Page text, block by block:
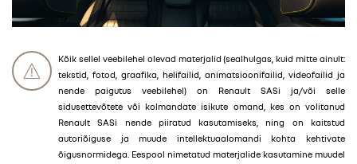
Kõik sellel veebilehel olevad materjalid (sealhulgas, kuid mitte ainult:
tekstid, fotod, graafika, helifailid, animatsioonifailid, videofailid ja
nende paigutus veebilehel) on Renault SASi ja/või selle
sidusettevõtete või kolmandate isikute omand, kes on volitanud
Renault SASi nende piiratud kasutamiseks, ning on kaitstud
autoriõiguse ja muude intellektuaalomandi kohta kehtivate
õigusnormidega. Eespool nimetatud materjalide kasutamine muudel